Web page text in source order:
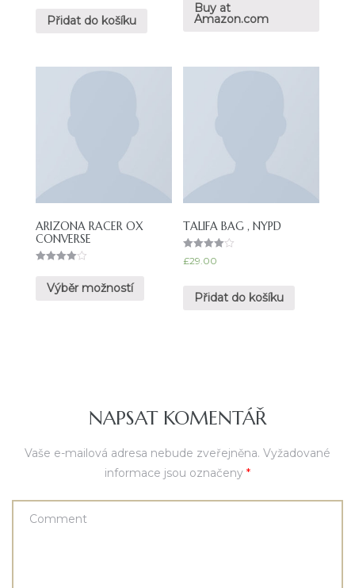
Přidat do košíku
Buy at
Amazon.com
ARIZONA RACER OX
CONVERSE
4.00Výběr možností
TALIFA BAG , NYPD
Hodnocen
í
£29.00
Přidat do košíku
NAPSAT KOMENTÁŘ
Vaše e-mailová adresa nebude zveřejněna. Vyžadované
informace jsou označeny *